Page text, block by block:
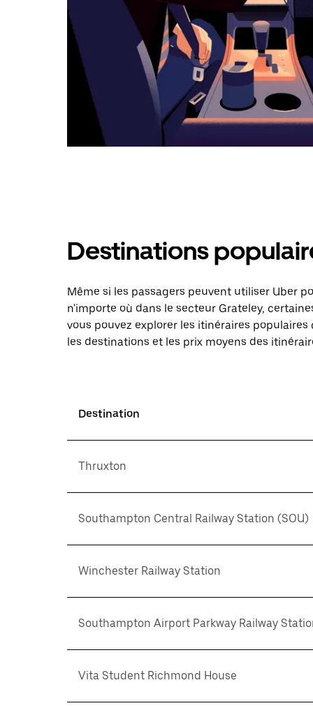
Destinations
Même si les passagers peuvent utiliser Uber
n'importe où dans le secteur Grateley,
vous pouvez explorer les itinéraires
les destinations et les prix moyens des
Destination
Thruxton
Southampton Central Railway Station (SOU)
Winchester Railway Station
Southampton Airport Parkway Railway
Vita Student Richmond House